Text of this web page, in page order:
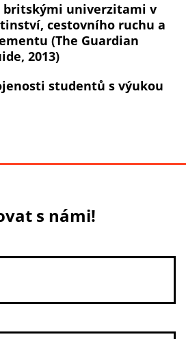
britskými univerzitami v
cestovního ruchu a
(The Guardian
2013)
studentů s výukou
s námi!